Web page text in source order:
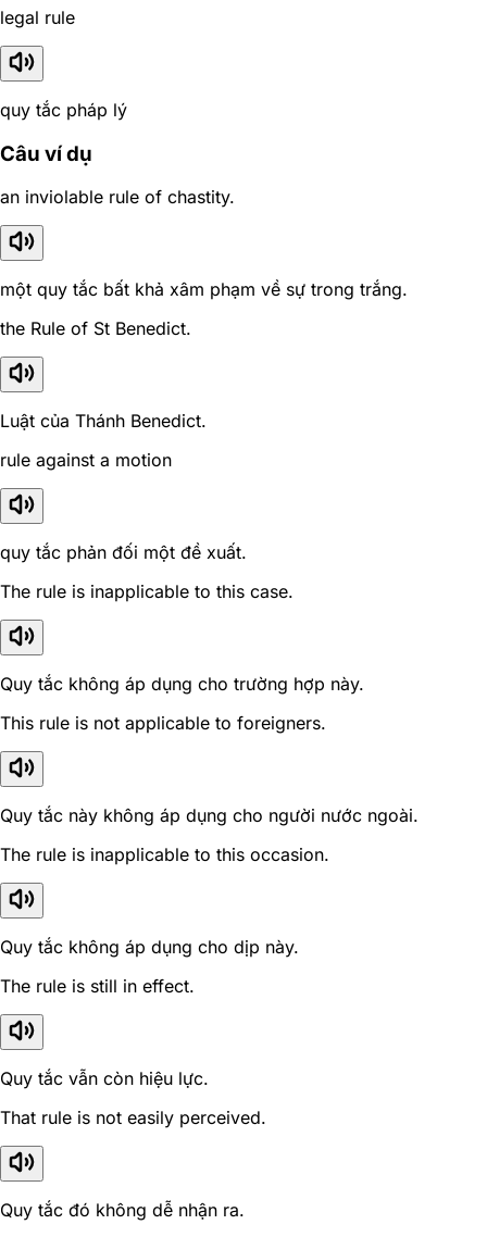
legal rule
quy tắc pháp lý
Câu ví dụ
an inviolable rule of chastity.
một quy tắc bất khả xâm phạm về sự trong trắng.
the Rule of St Benedict.
Luật của Thánh Benedict.
rule against a motion
quy tắc phản đối một đề xuất.
The rule is inapplicable to this case.
Quy tắc không áp dụng cho trường hợp này.
This rule is not applicable to foreigners.
Quy tắc này không áp dụng cho người nước ngoài.
The rule is inapplicable to this occasion.
Quy tắc không áp dụng cho dịp này.
The rule is still in effect.
Quy tắc vẫn còn hiệu lực.
That rule is not easily perceived.
Quy tắc đó không dễ nhận ra.